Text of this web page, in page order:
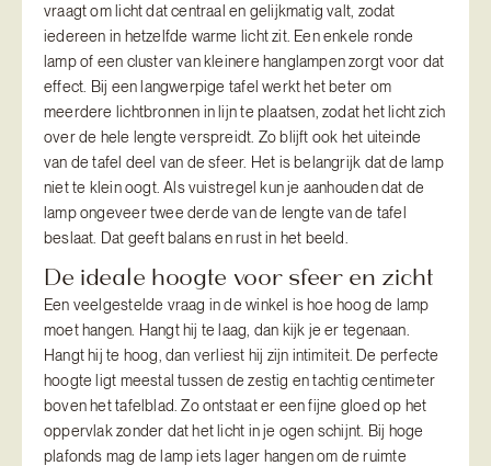
vraagt om licht dat centraal en gelijkmatig valt, zodat
iedereen in hetzelfde warme licht zit. Een enkele ronde
lamp of een cluster van kleinere hanglampen zorgt voor dat
effect. Bij een langwerpige tafel werkt het beter om
meerdere lichtbronnen in lijn te plaatsen, zodat het licht zich
over de hele lengte verspreidt. Zo blijft ook het uiteinde
van de tafel deel van de sfeer. Het is belangrijk dat de lamp
niet te klein oogt. Als vuistregel kun je aanhouden dat de
lamp ongeveer twee derde van de lengte van de tafel
beslaat. Dat geeft balans en rust in het beeld.
De ideale hoogte voor sfeer en zicht
Een veelgestelde vraag in de winkel is hoe hoog de lamp
moet hangen. Hangt hij te laag, dan kijk je er tegenaan.
Hangt hij te hoog, dan verliest hij zijn intimiteit. De perfecte
hoogte ligt meestal tussen de zestig en tachtig centimeter
boven het tafelblad. Zo ontstaat er een fijne gloed op het
oppervlak zonder dat het licht in je ogen schijnt. Bij hoge
plafonds mag de lamp iets lager hangen om de ruimte